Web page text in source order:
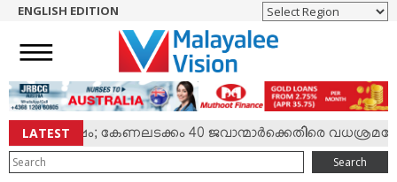
NEWS
ENGLISH
NRI
ENTERTAINMENT
MV SPECIAL
ENGLISH EDITION
LATEST
സംഘര്‍ഷം; കേണലടക്കം 40 ജവാന്മാര്‍ക്കെതിരെ
Search